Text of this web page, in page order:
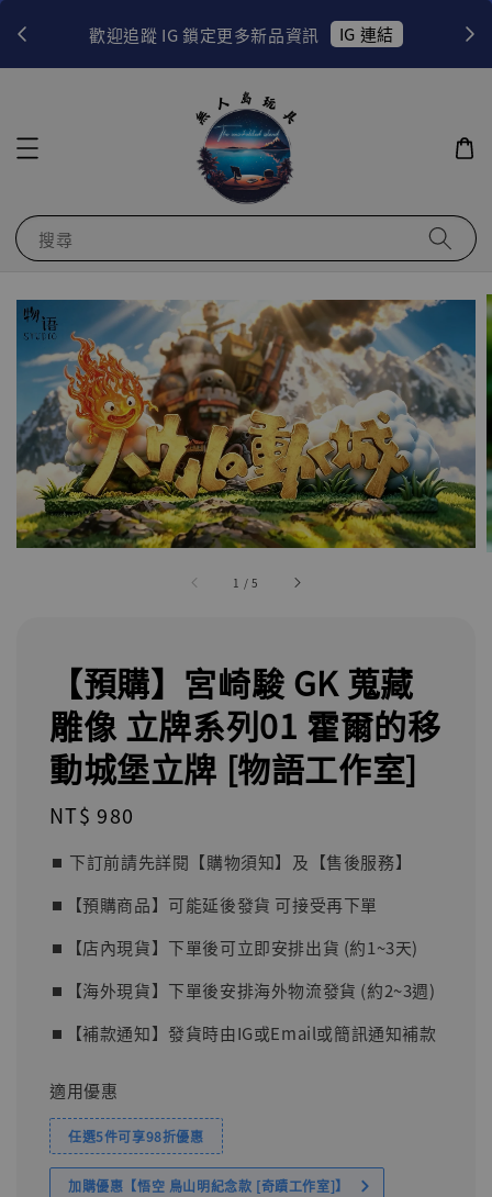
歡迎追蹤 IG 鎖定更多新品資訊 IG 連結
搜尋
1 /5
【預購】宮崎駿 GK 蒐藏
雕像 立牌系列01 霍爾的移
動城堡立牌 [物語工作室]
Regular
NT$ 980
⏹︎ 下訂前請先詳閱【購物須知】及【售後服務】
⏹︎【預購商品】可能延後發貨 可接受再下單
⏹︎【店內現貨】下單後可立即安排出貨 (約1~3天)
⏹︎【海外現貨】下單後安排海外物流發貨 (約2~3週)
⏹︎【補款通知】發貨時由IG或Email或簡訊通知補款
適用優惠
任選5件可享98折優惠
加購優惠【悟空 鳥山明紀念款 [奇蹟工作室]】